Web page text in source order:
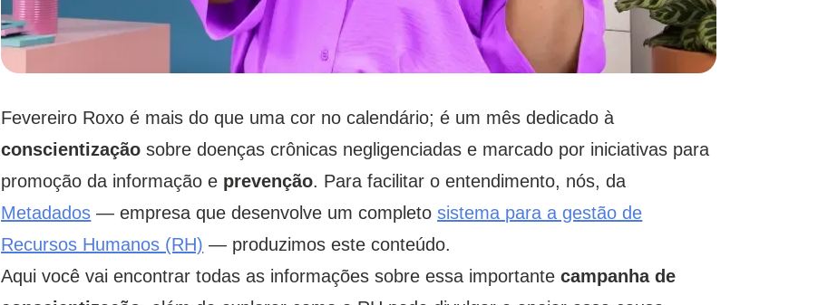
Fevereiro Roxo é mais do que uma cor no calendário; é um mês dedicado à
conscientização sobre doenças crônicas negligenciadas e marcado por iniciativas para
promoção da informação e prevenção. Para facilitar o entendimento, nós, da
Metadados — empresa que desenvolve um completosistema para a gestão de
Recursos Humanos (RH) — produzimos este conteúdo.
Aqui você vai encontrar todas as informações sobre essa importantecampanha de